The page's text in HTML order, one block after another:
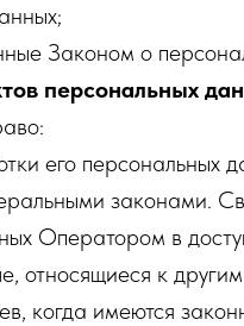
Законом о
персональных
его персональных
законами.
Оператором в
относящиеся к
когда имеются